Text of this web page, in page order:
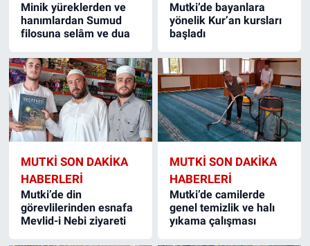
Minik yüreklerden ve
hanımlardan Sumud
filosuna selâm ve dua
Mutki’de bayanlara
yönelik Kur’an kursları
başladı
MUTKI SON DAKIKA
HABERLERI
Mutki’de din
görevlilerinden esnafa
Mevlid-i Nebi ziyareti
MUTKI SON DAKIKA
HABERLERI
Mutki’de camilerde
genel temizlik ve halı
yıkama çalışması